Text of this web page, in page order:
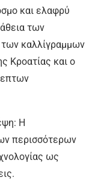
και ελαφρύ
των
των καλλίγραμμων
Κροατίας και ο
Η
περισσότερων
ως